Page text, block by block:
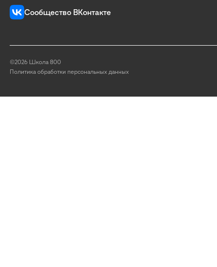
Сообщество ВКонтакте
©2026 Школа 800
Политика обработки персональных данных